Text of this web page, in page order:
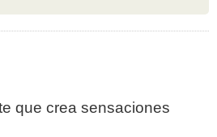
que crea sensaciones